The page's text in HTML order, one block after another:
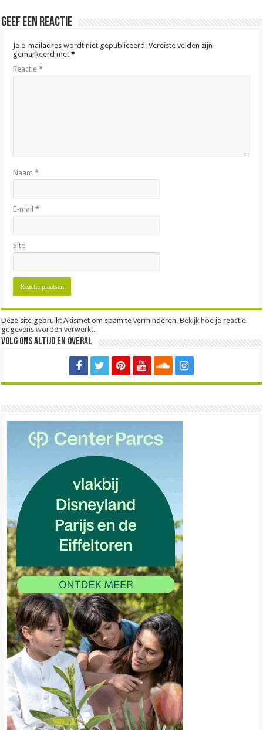
Geef een reactie
Je e-mailadres wordt niet gepubliceerd. Vereiste velden zijn
gemarkeerd met*
Reactie*
Naam*
E-mail*
Site
Deze site gebruikt Akismet om spam te verminderen.Bekijk hoe je reactie
gegevens worden verwerkt.
Volg ons altijd en overal